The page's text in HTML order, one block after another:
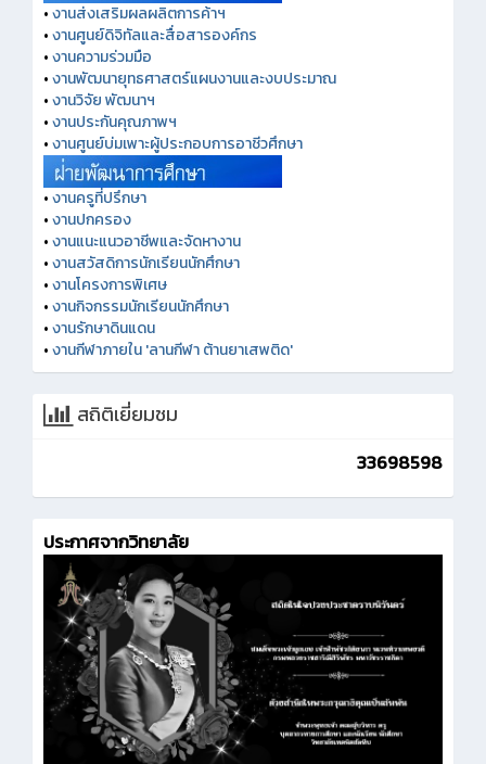
•งานส่งเสริมผลผลิตการค้าฯ
•งานศูนย์ดิจิทัลและสื่อสารองค์กร
•งานความร่วมมือ
•งานพัฒนายุทธศาสตร์แผนงานและงบประมาณ
•งานวิจัย พัฒนาฯ
•งานประกันคุณภาพฯ
•งานศูนย์บ่มเพาะผู้ประกอบการอาชีวศึกษา
•งานครูที่ปรึกษา
•งานปกครอง
•งานแนะแนวอาชีพและจัดหางาน
•งานสวัสดิการนักเรียนนักศึกษา
•งานโครงการพิเศษ
•งานกิจกรรมนักเรียนนักศึกษา
•งานรักษาดินแดน
•งานกีฬาภายใน 'ลานกีฬา ต้านยาเสพติด'
สถิติเยี่ยมชม
33698598
ประกาศจากวิทยาลัย